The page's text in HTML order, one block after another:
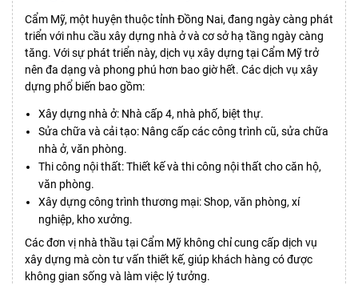
Cẩm Mỹ, một huyện thuộc tỉnh Đồng Nai, đang ngày càng phát
triển với nhu cầu xây dựng nhà ở và cơ sở hạ tầng ngày càng
tăng. Với sự phát triển này, dịch vụ xây dựng tại Cẩm Mỹ trở
nên đa dạng và phong phú hơn bao giờ hết. Các dịch vụ xây
dựng phổ biến bao gồm:
Xây dựng nhà ở: Nhà cấp 4, nhà phố, biệt thự.
Sửa chữa và cải tạo: Nâng cấp các công trình cũ, sửa chữa
nhà ở, văn phòng.
Thi công nội thất: Thiết kế và thi công nội thất cho căn hộ,
văn phòng.
Xây dựng công trình thương mại: Shop, văn phòng, xí
nghiệp, kho xưởng.
Các đơn vị nhà thầu tại Cẩm Mỹ không chỉ cung cấp dịch vụ
xây dựng mà còn tư vấn thiết kế, giúp khách hàng có được
không gian sống và làm việc lý tưởng.